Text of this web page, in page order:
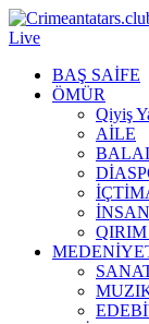
Live
BAŞ SAİFE
ÖMÜR
Qiyiş
AİLE